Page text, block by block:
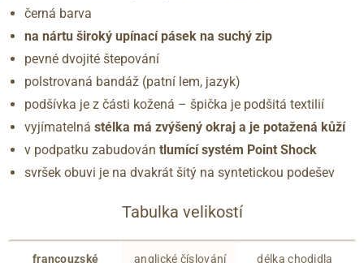
černá barva
na nártu široký upínací pásek na suchý zip
pevné dvojité štepování
polstrovaná bandáž (patní lem, jazyk)
podšívka je z části kožená – špička je podšitá textilií
vyjímatelná stélka má zvýšený okraj a je potažená kůží
v podpatku zabudován tlumící systém Point Shock
svršek obuvi je na dvakrát šitý na syntetickou podešev
Tabulka velikostí
francouzské anglické číslování délka chodidla